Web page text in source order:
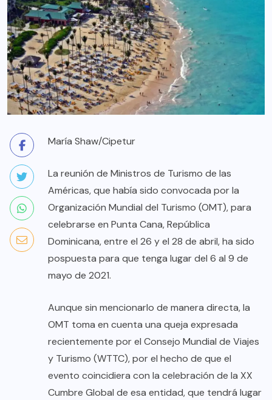
María Shaw/Cipetur
La reunión de Ministros de Turismo de las
Américas, que había sido convocada por la
Organización Mundial del Turismo (OMT), para
celebrarse en Punta Cana, República
Dominicana, entre el 26 y el 28 de abril, ha sido
pospuesta para que tenga lugar del 6 al 9 de
mayo de 2021.
Aunque sin mencionarlo de manera directa, la
OMT toma en cuenta una queja expresada
recientemente por el Consejo Mundial de Viajes
y Turismo (WTTC), por el hecho de que el
evento coincidiera con la celebración de la XX
Cumbre Global de esa entidad, que tendrá lugar